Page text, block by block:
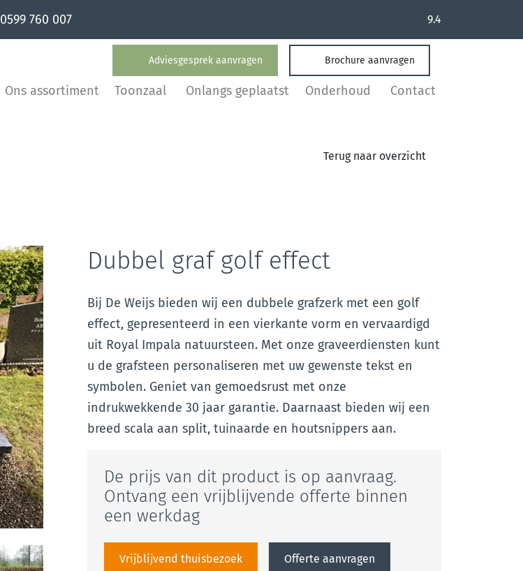
0599 760 007 9.4
Adviesgesprek aanvragen Brochure aanvragen
Ons assortiment Toonzaal Onlangs geplaatst Onderhoud Contact
Terug naar overzicht
Dubbel graf golf effect
Bij De Weijs bieden wij een dubbele grafzerk met een golf
effect, gepresenteerd in een vierkante vorm en vervaardigd
uit Royal Impala natuursteen. Met onze graveerdiensten kunt
u de grafsteen personaliseren met uw gewenste tekst en
symbolen. Geniet van gemoedsrust met onze
indrukwekkende 30 jaar garantie. Daarnaast bieden wij een
breed scala aan split, tuinaarde en houtsnippers aan.
De prijs van dit product is op aanvraag.
Ontvang een vrijblijvende offerte binnen
een werkdag
Vrijblijvend thuisbezoek Offerte aanvragen